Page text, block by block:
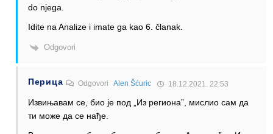
do njega.
Idite na Analize i imate ga kao 6. članak.
Odgovori
Перица OdgovoriAlen Šćuric 18.12.2021. 22:53
Извињавам се, био је под „Из региона”, мислио сам да
ти може да се нађе.